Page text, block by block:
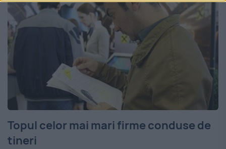
Topul celor mai mari firme conduse de
tineri